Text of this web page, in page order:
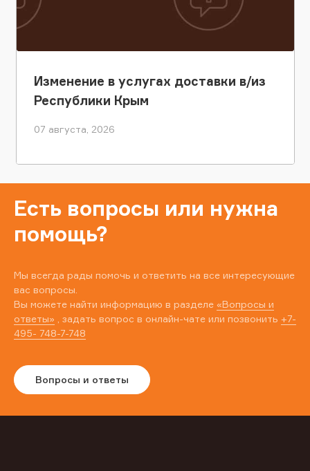
Изменение в услугах доставки в/из
Республики Крым
07 августа, 2026
Есть вопросы или нужна
помощь?
Мы всегда рады помочь и ответить на все интересующие
вас вопросы.
Вы можете найти информацию в разделе «Вопросы и
ответы» , задать вопрос в онлайн-чате или позвонить +7-
495- 748-7-748
Вопросы и ответы